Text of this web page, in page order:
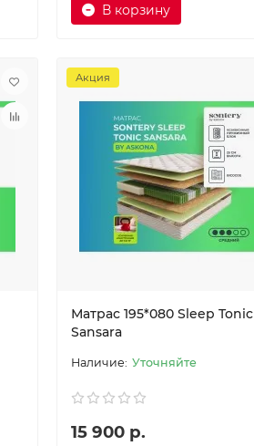
В корзину
Акция
Матрас 195*080 Sleep Tonic
Sansara
Уточняйте
15 900 р.